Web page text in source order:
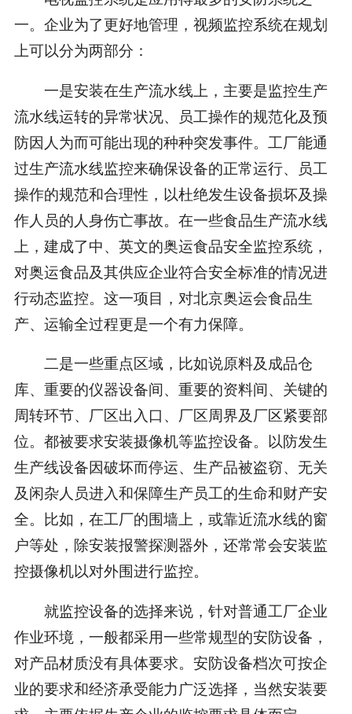
一。企业为了更好地管理，视频监控系统在规划
上可以分为两部分：
一是安装在生产流水线上，主要是监控生产
流水线运转的异常状况、员工操作的规范化及预
防因人为而可能出现的种种突发事件。工厂能通
过生产流水线监控来确保设备的正常运行、员工
操作的规范和合理性，以杜绝发生设备损坏及操
作人员的人身伤亡事故。在一些食品生产流水线
上，建成了中、英文的奥运食品安全监控系统，
对奥运食品及其供应企业符合安全标准的情况进
行动态监控。这一项目，对北京奥运会食品生
产、运输全过程更是一个有力保障。
二是一些重点区域，比如说原料及成品仓
库、重要的仪器设备间、重要的资料间、关键的
周转环节、厂区出入口、厂区周界及厂区紧要部
位。都被要求安装摄像机等监控设备。以防发生
生产线设备因破坏而停运、生产品被盗窃、无关
及闲杂人员进入和保障生产员工的生命和财产安
全。比如，在工厂的围墙上，或靠近流水线的窗
户等处，除安装报警探测器外，还常常会安装监
控摄像机以对外围进行监控。
就监控设备的选择来说，针对普通工厂企业
作业环境，一般都采用一些常规型的安防设备，
对产品材质没有具体要求。安防设备档次可按企
业的要求和经济承受能力广泛选择，当然安装要